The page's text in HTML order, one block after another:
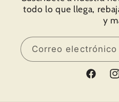
todo lo que llega,
y
Correo electrónico